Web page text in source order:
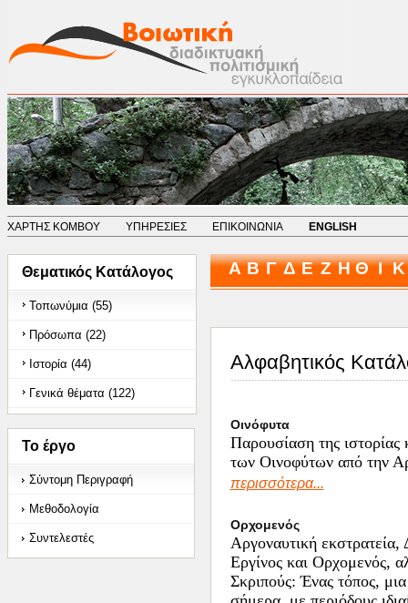
ΧΑΡΤΗΣ ΚΟΜΒΟΥ ΥΠΗΡΕΣΙΕΣ ΕΠΙΚΟΙΝΩΝΙΑ ENGLISH
Θεματικός Κατάλογος
Τοπωνύμια (55)
Πρόσωπα (22)
Ιστορία (44)
Γενικά θέματα (122)
Το έργο
Σύντομη Περιγραφή
Μεθοδολογία
Συντελεστές
Α Β Γ Δ Ε Ζ Η Θ Ι Κ
Αλφαβητικός
Οινόφυτα
Παρουσίαση της ιστορίας
των Οινοφύτων από την
περισσότερα...
Ορχομενός
Αργοναυτική
Εργίνoς και Ορχομενός,
Σκριπούς: Ένας τόπος,